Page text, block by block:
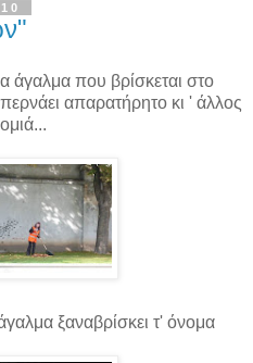
άγαλμα που βρίσκεται στο
απαρατήρητο κι ' άλλος
ξαναβρίσκει τ' όνομα